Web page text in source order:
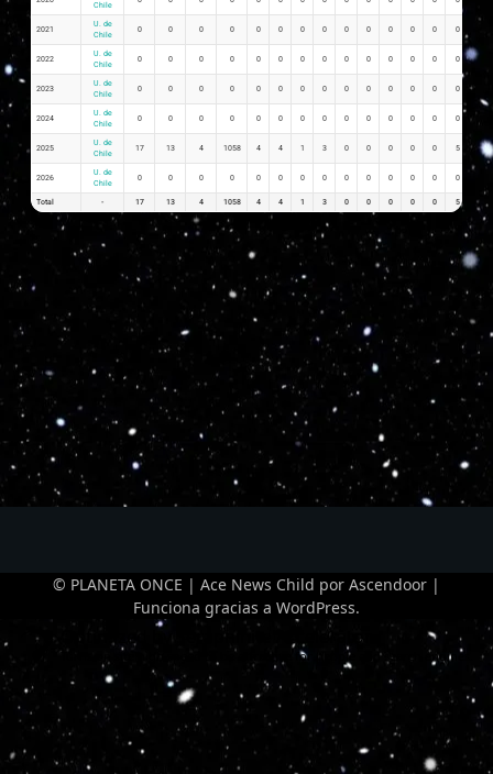
Chile
2021
U. de
Chile
0 0 0 0 0 0 0 0 0 0 0 0 0 0
2022
U. de
Chile
0 0 0 0 0 0 0 0 0 0 0 0 0 0
2023
U. de
Chile
0 0 0 0 0 0 0 0 0 0 0 0 0 0
2024
U. de
Chile
0 0 0 0 0 0 0 0 0 0 0 0 0 0
2025
U. de
Chile
17 13 4 1058 4 4 1 3 0 0 0 0 0 5 0.24
2026
U. de
Chile
0 0 0 0 0 0 0 0 0 0 0 0 0 0
Total - 17 13 4 1058 4 4 1 3 0 0 0 0 0 5 0.24
© PLANETA ONCE | Ace News Child por Ascendoor |
Funciona gracias a WordPress.
Optimized by Seraphinite Accelerator
Turns on site high speed to be attractive for people and search engines.